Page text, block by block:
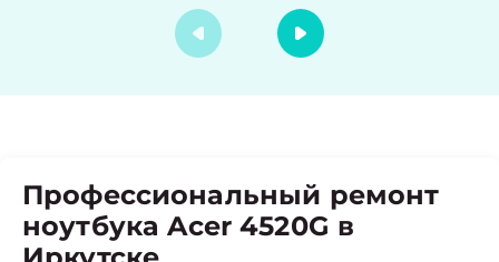
Профессиональный ремонт
ноутбука Acer 4520G в